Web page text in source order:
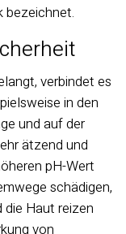
bezeichnet.
verbindet es
in den
und auf der
ätzend und
pH-Wert
schädigen,
Haut reizen
von